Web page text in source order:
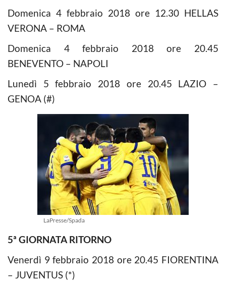
Domenica 4 febbraio 2018 ore 12.30 HELLAS
VERONA – ROMA
Domenica 4 febbraio 2018 ore 20.45
BENEVENTO – NAPOLI
Lunedì 5 febbraio 2018 ore 20.45 LAZIO –
GENOA (#)
LaPresse/Spada
5ª GIORNATA RITORNO
Venerdì 9 febbraio 2018 ore 20.45 FIORENTINA
– JUVENTUS (*)